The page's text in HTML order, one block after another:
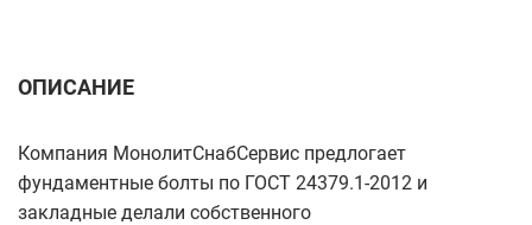
ОПИСАНИЕ
Компания МонолитСнабСервис предлогает
фундаментные болты по ГОСТ 24379.1-2012 и
закладные делали собственного